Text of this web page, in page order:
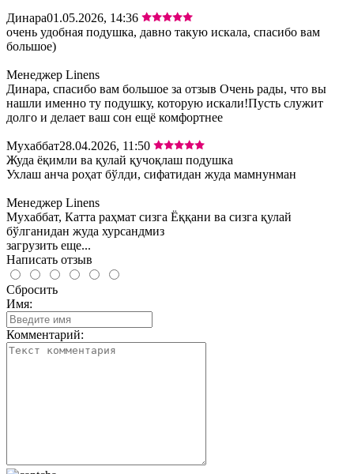
Динара01.05.2026, 14:36
очень удобная подушка, давно такую искала, спасибо вам
большое)
Менеджер Linens
Динара, спасибо вам большое за отзыв Очень рады, что вы
нашли именно ту подушку, которую искали!Пусть служит
долго и делает ваш сон ещё комфортнее
Мухаббат28.04.2026, 11:50
Жуда ёқимли ва қулай қучоқлаш подушка
Ухлаш анча роҳат бўлди, сифатидан жуда мамнунман
Менеджер Linens
Мухаббат, Катта раҳмат сизга Ёққани ва сизга қулай
бўлганидан жуда хурсандмиз
загрузить еще...
Написать отзыв
Сбросить
Имя:
Комментарий: